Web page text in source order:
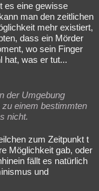
es eine gewisse
man den zeitlichen
mehr existiert,
dass ein Mörder
wo sein Finger
hat, was er tut...
der Umgebung
einem bestimmten
nicht.
zum Zeitpunkt t
Möglichkeit gab, oder
fällt es natürlich
und